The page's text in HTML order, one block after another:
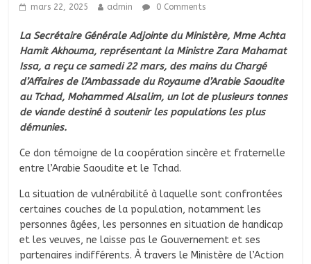
mars 22, 2025 admin 0 Comments
La Secrétaire Générale Adjointe du Ministère, Mme Achta
Hamit Akhouma, représentant la Ministre Zara Mahamat
Issa, a reçu ce samedi 22 mars, des mains du Chargé
d’Affaires de l’Ambassade du Royaume d’Arabie Saoudite
au Tchad, Mohammed Alsalim, un lot de plusieurs tonnes
de viande destiné à soutenir les populations les plus
démunies.
Ce don témoigne de la coopération sincère et fraternelle
entre l’Arabie Saoudite et le Tchad.
La situation de vulnérabilité à laquelle sont confrontées
certaines couches de la population, notamment les
personnes âgées, les personnes en situation de handicap
et les veuves, ne laisse pas le Gouvernement et ses
partenaires indifférents. À travers le Ministère de l’Action